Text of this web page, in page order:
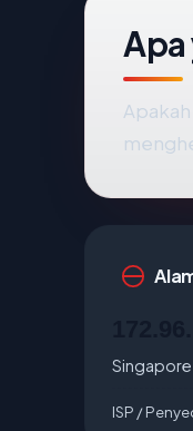
Singapore
ISP /